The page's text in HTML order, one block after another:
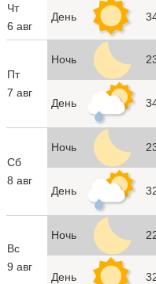
Чт
6 авг
День
Пт
7 авг
Ночь
День
Сб
8 авг
Ночь
День
Вс
9 авг
Ночь
День